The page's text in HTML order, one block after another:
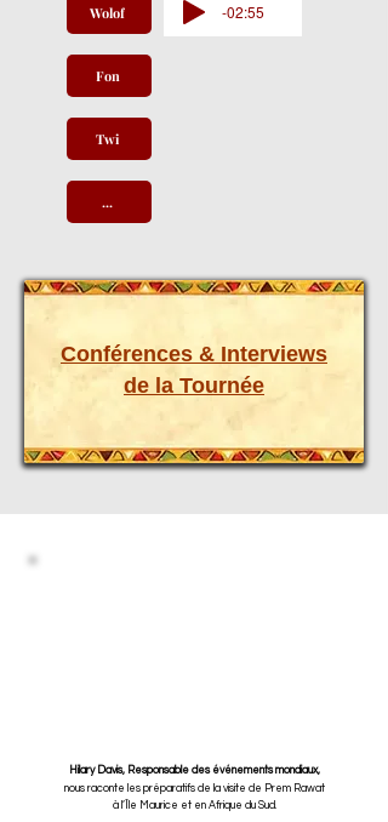
Wolof -02:55
Fon
Twi
...
Conférences & Interviews
de la Tournée
Hilary Davis, Responsable des événements mondiaux,
nous raconte les préparatifs de la visite de Prem Rawat
à l’Île Maurice et en Afrique du Sud.